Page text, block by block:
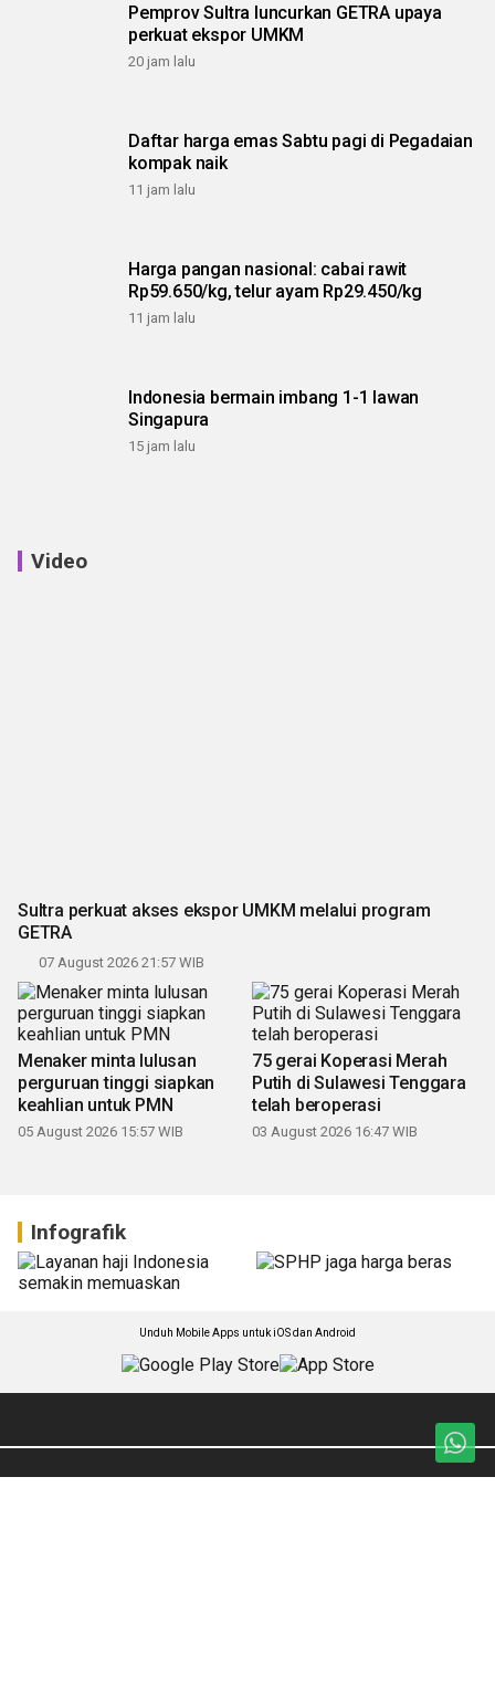
Pemprov Sultra luncurkan GETRA upaya
perkuat ekspor UMKM
20 jam lalu
Daftar harga emas Sabtu pagi di Pegadaian
kompak naik
11 jam lalu
Harga pangan nasional: cabai rawit
Rp59.650/kg, telur ayam Rp29.450/kg
11 jam lalu
Indonesia bermain imbang 1-1 lawan
Singapura
15 jam lalu
Video
Sultra perkuat akses ekspor UMKM melalui program
GETRA
07 August 2026 21:57 WIB
Menaker minta lulusan
perguruan tinggi siapkan
keahlian untuk PMN
05 August 2026 15:57 WIB
75 gerai Koperasi Merah
Putih di Sulawesi Tenggara
telah beroperasi
03 August 2026 16:47 WIB
Infografik
Unduh Mobile Apps untuk iOS dan Android